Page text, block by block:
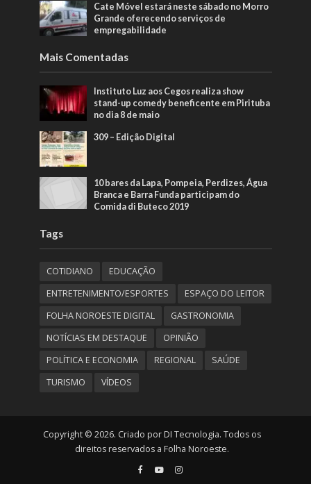
Cate Móvel estará neste sábado no Morro
Grande oferecendo serviços de
empregabilidade
Mais Comentadas
Instituto Luz aos Cegos realiza show
stand-up comedy beneficente em Pirituba
no dia 8 de maio
309 – Edição Digital
10 bares da Lapa, Pompeia, Perdizes, Água
Branca e Barra Funda participam do
Comida di Buteco 2019
Tags
COTIDIANO
EDUCAÇÃO
ENTRETENIMENTO/ESPORTES
ESPAÇO DO LEITOR
FOLHA NOROESTE DIGITAL
GASTRONOMIA
NOTÍCIAS EM DESTAQUE
OPINIÃO
POLÍTICA E ECONOMIA
REGIONAL
SAÚDE
TURISMO
VÍDEOS
Copyright © 2026. Criado por DI Tecnologia. Todos os
direitos reservados a Folha Noroeste.